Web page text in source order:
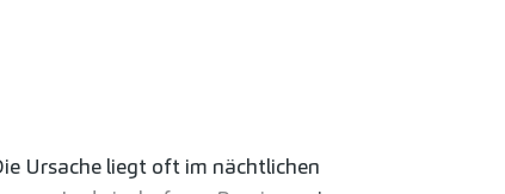
Ursache liegt oft im nächtlichen